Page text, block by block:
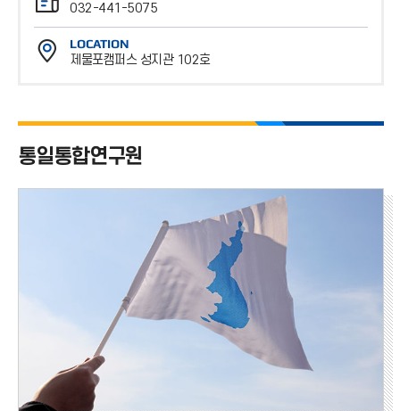
번
호
032-441-5075
팩
스
번
LOCATION
제물포캠퍼스 성지관 102호
통일통합연구원